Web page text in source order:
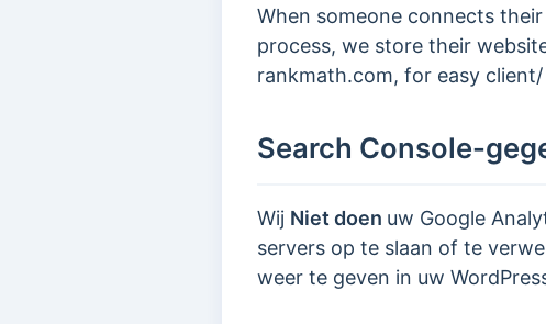
When someone connects
process, we store their
rankmath.com, for easy
Search Console-
Wij Niet doen uw Google
servers op te slaan of te
weer te geven in uw